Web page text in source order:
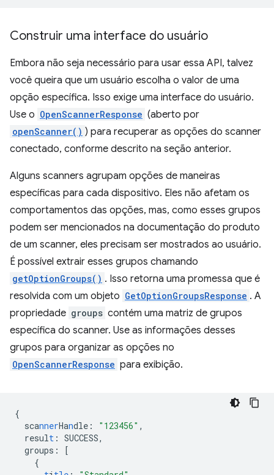
Construir uma interface do usuário
Embora não seja necessário para usar essa API, talvez
você queira que um usuário escolha o valor de uma
opção específica. Isso exige uma interface do usuário.
Use o OpenScannerResponse (aberto por
openScanner() ) para recuperar as opções do scanner
conectado, conforme descrito na seção anterior.
Alguns scanners agrupam opções de maneiras
específicas para cada dispositivo. Eles não afetam os
comportamentos das opções, mas, como esses grupos
podem ser mencionados na documentação do produto
de um scanner, eles precisam ser mostrados ao usuário.
É possível extrair esses grupos chamando
getOptionGroups() . Isso retorna uma promessa que é
resolvida com um objeto GetOptionGroupsResponse . A
propriedade groups contém uma matriz de grupos
específica do scanner. Use as informações desses
grupos para organizar as opções no
OpenScannerResponse para exibição.
{
scannerHandle : "123456" ,
result : SUCCESS,
groups :
[
{